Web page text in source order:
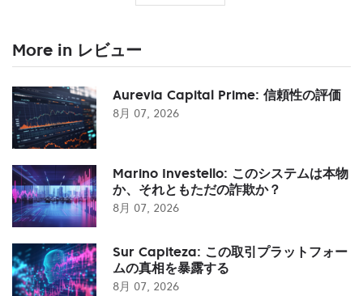
More in レビュー
Aurevia Capital Prime: 信頼性の評価
8月 07, 2026
Marino Investello: このシステムは本物
か、それともただの詐欺か？
8月 07, 2026
Sur Capiteza: この取引プラットフォー
ムの真相を暴露する
8月 07, 2026